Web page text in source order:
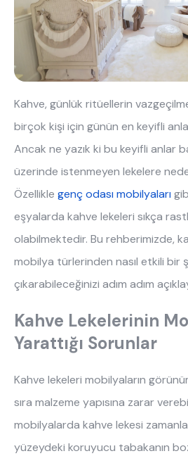
Kurulum & Teslimat
İnsan
İş Ortaklığı
Kahve, günlük ritüellerin
birçok kişi için günün en keyifli
Ancak ne yazık ki bu keyifli anlar
üzerinde istenmeyen lekelere
Özellikle genç odası mobilyaları
eşyalarda kahve lekeleri sıkça
olabilmektedir. Bu rehberimizde,
mobilya türlerinden nasıl etkili bir
çıkarabileceğinizi adım adım
Kahve Lekelerinin
Yarattığı Sorunlar
Kahve lekeleri mobilyaların
sıra malzeme yapısına zarar
mobilyalarda kahve lekesi
yüzeydeki koruyucu tabakanın